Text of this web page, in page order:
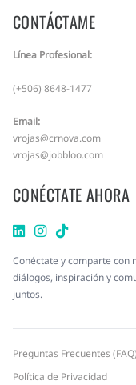
CONTÁCTAME
Línea Profesional:
(+506) 8648-1477
Email:
vrojas@crnova.com
vrojas@jobbloo.com
CONÉCTATE AHORA
Conéctate y comparte con
diálogos, inspiración y
juntos.
Preguntas Frecuentes (FAQ)
Política de Privacidad